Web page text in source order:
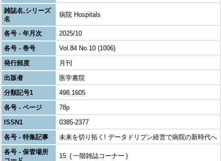
雑誌名,シリーズ
名
病院 Hospitals
各号 - 年月次
2025/10
各号 - 巻号
Vol.84 No.10 (1006)
発行頻度
月刊
出版者
医学書院
分類記号1
498.1605
各号 - ページ
78p
ISSN1
0385-2377
各号 - 特集記事
未来を切り拓く! データドリブン経営で病院の新時代へ
各号 - 保管場所
15 一階雑誌コーナー